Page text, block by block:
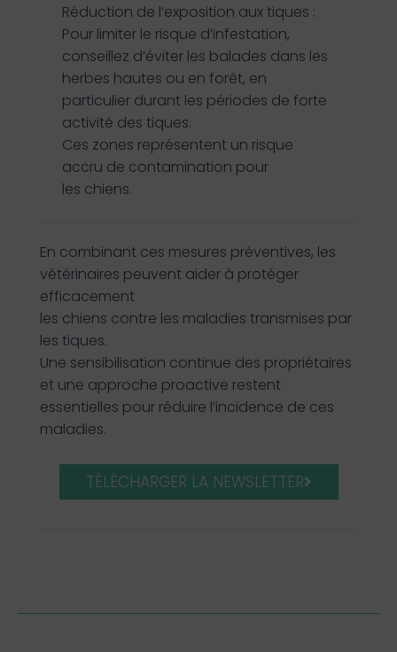
Réduction de l’exposition aux tiques :
Pour limiter le risque d’infestation,
conseillez d’éviter les balades dans les
herbes hautes ou en forêt, en
particulier durant les périodes de forte
activité des tiques.
Ces zones représentent un risque
accru de contamination pour
les chiens.
En combinant ces mesures préventives, les
vétérinaires peuvent aider à protéger
efficacement
les chiens contre les maladies transmises par
les tiques.
Une sensibilisation continue des propriétaires
et une approche proactive restent
essentielles pour réduire l’incidence de ces
maladies.
TÉLÉCHARGER LA NEWSLETTER